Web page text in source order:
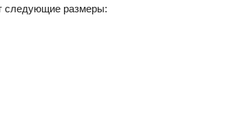
следующие размеры: